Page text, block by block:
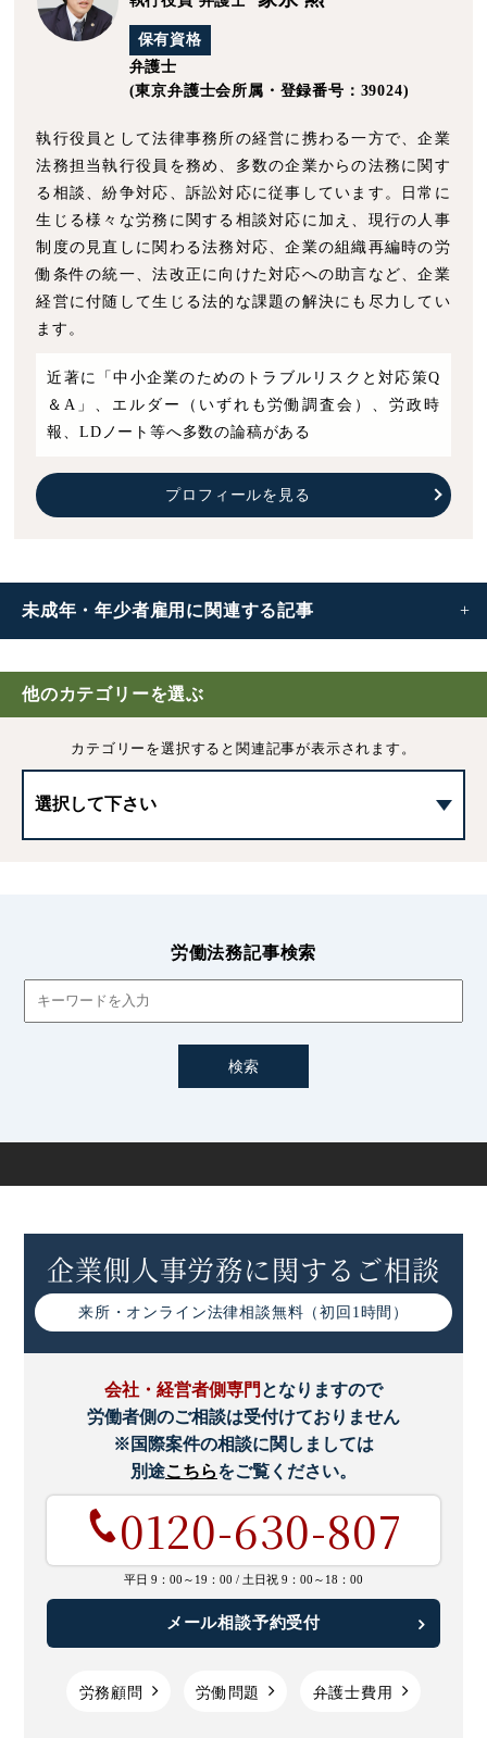
未成年・年少者雇用に 関連する記事
未成年(年少者)の雇用に関する保護規定や就業制限につい
て
未成年・年少者の労働条件について
未成年(18歳未満)の深夜労働における制限や例外、罰則、
未成年・年少者雇用の労働契約
他のカテゴリーを選ぶ
カテゴリーを選択すると関連記事が表示されます。
保有資格
弁護士
(東京弁護士会所属・登録番号：39024)
執行役員として法律事務所の経営に携わる一方で、企業
法務担当執行役員を務め、多数の企業からの法務に関す
る相談、紛争対応、訴訟対応に従事しています。日常に
生じる様々な労務に関する相談対応に加え、現行の人事
制度の見直しに関わる法務対応、企業の組織再編時の労
働条件の統一、法改正に向けた対応への助言など、企業
経営に付随して生じる法的な課題の解決にも尽力してい
ます。
近著に「中小企業のためのトラブルリスクと対応策Q
＆A」、エルダー（いずれも労働調査会）、労政時
報、LDノート等へ多数の論稿がある
プロフィールを見る
労働法務記事検索
企業側人事労務に関するご相談
来所・オンライン法律相談無料（初回1時間）
会社・経営者側専門 となりますので
労働者側のご相談は受付けておりません
※国際案件の相談に関しましては
別途こちらをご覧ください。
0120-630-807
平日 9：00～19：00 / 土日祝 9：00～18：00
メール相談予約受付
労務顧問 労働問題 弁護士費用